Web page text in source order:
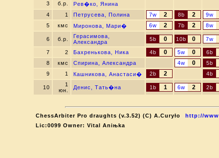
3
б.р.
Рев�ко, Янина
4
1 Петрусева, Полина 7w 2 8b 2
9w
5
кмс Миронова, Мари� 6w 2 7b 2 8w
6 б.р.
Герасимова,
Александра
5b 0 10b 0 7w
7 2 Бахренькова, Ника 4b 0 5w 0
6b
8
кмс Спирина, Александра 4w 0
5b
9
1 Кашникова, Анастаси� 2b 2 4b
10
1
юн.
Денис, Тать�на 1b 1 6w 2 2b
ChessArbiter Pro draughts (v.3.52) (C) A.Curyło
http://
Lic:0099 Owner: Vital Aniњka